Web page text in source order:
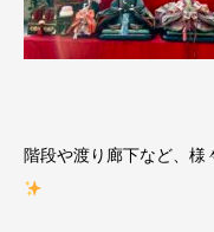
階段や渡り廊下など、様